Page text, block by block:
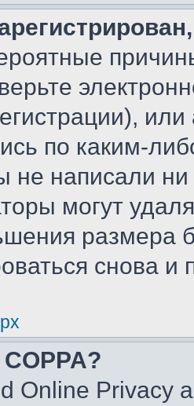
по каким-
не написали
могут
размера
снова и
Online Privacy